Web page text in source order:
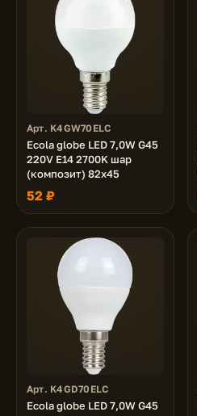
Арт. K4GW70ELC
Ecola globe LED 7,0W G45
220V E14 2700K шар
(композит) 82x45
52 ₽
Арт. K4GD70ELC
Ecola globe LED 7,0W G45